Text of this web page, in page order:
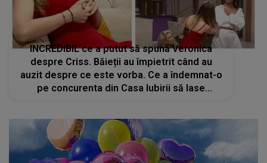
INCREDIBIL ce a putut să spună Veronica
despre Criss. Băieții au împietrit când au
auzit despre ce este vorba. Ce a îndemnat-o
pe concurenta din Casa Iubirii să lase